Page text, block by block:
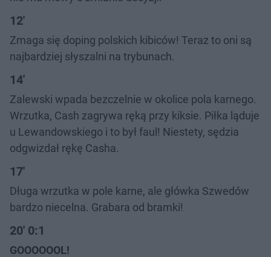
12'
Zmaga się doping polskich kibiców! Teraz to oni są
najbardziej słyszalni na trybunach.
14'
Zalewski wpada bezczelnie w okolice pola karnego.
Wrzutka, Cash zagrywa ręką przy kiksie. Piłka ląduje
u Lewandowskiego i to był faul! Niestety, sędzia
odgwizdał rękę Casha.
17'
Długa wrzutka w pole karne, ale główka Szwedów
bardzo niecelna. Grabara od bramki!
20' 0:1
GOOOOOOL!